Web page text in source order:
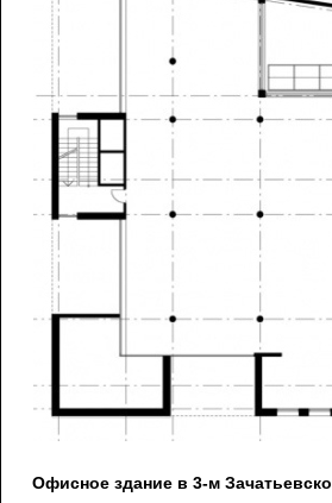
Офисное здание в 3-м